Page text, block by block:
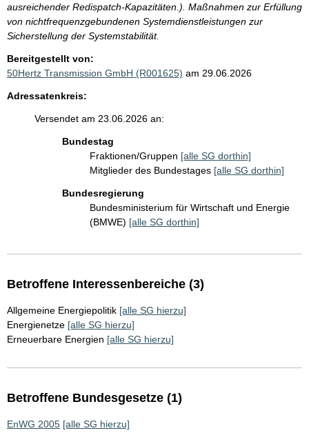
ausreichender Redispatch-Kapazitäten.). Maßnahmen zur Erfüllung
von nichtfrequenzgebundenen Systemdienstleistungen zur
Sicherstellung der Systemstabilität.
Bereitgestellt von:
50Hertz Transmission GmbH (R001625) am 29.06.2026
Adressatenkreis:
Versendet am 23.06.2026 an:
Bundestag
Fraktionen/Gruppen [alle SG dorthin]
Mitglieder des Bundestages [alle SG dorthin]
Bundesregierung
Bundesministerium für Wirtschaft und Energie
(BMWE) [alle SG dorthin]
Betroffene Interessenbereiche (3)
Allgemeine Energiepolitik [alle SG hierzu]
Energienetze [alle SG hierzu]
Erneuerbare Energien [alle SG hierzu]
Betroffene Bundesgesetze (1)
EnWG 2005 [alle SG hierzu]